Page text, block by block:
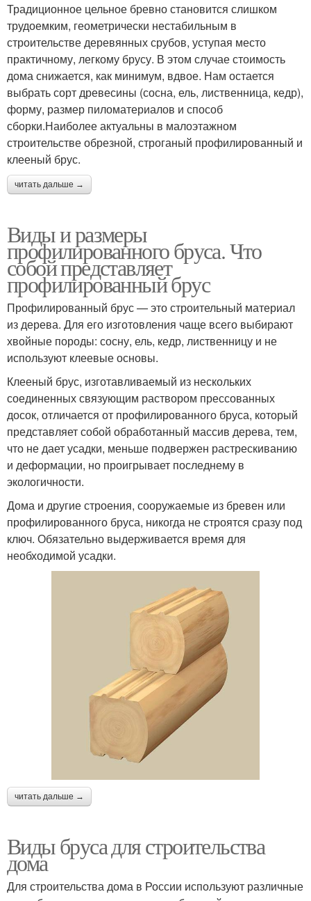
Традиционное цельное бревно становится слишком
трудоемким, геометрически нестабильным в
строительстве деревянных срубов, уступая место
практичному, легкому брусу. В этом случае стоимость
дома снижается, как минимум, вдвое. Нам остается
выбрать сорт древесины (сосна, ель, лиственница, кедр),
форму, размер пиломатериалов и способ
сборки.Наиболее актуальны в малоэтажном
строительстве обрезной, строганый профилированный и
клееный брус.
читать дальше →
Виды и размеры
профилированного бруса. Что
собой представляет
профилированный брус
Профилированный брус — это строительный материал
из дерева. Для его изготовления чаще всего выбирают
хвойные породы: сосну, ель, кедр, лиственницу и не
используют клеевые основы.
Клееный брус, изготавливаемый из нескольких
соединенных связующим раствором прессованных
досок, отличается от профилированного бруса, который
представляет собой обработанный массив дерева, тем,
что не дает усадки, меньше подвержен растрескиванию
и деформации, но проигрывает последнему в
экологичности.
Дома и другие строения, сооружаемые из бревен или
профилированного бруса, никогда не строятся сразу под
ключ. Обязательно выдерживается время для
необходимой усадки.
читать дальше →
Виды бруса для строительства
дома
Для строительства дома в России используют различные